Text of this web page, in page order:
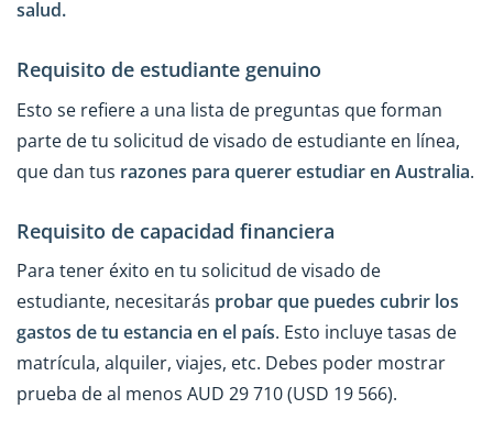
salud.
Requisito de estudiante genuino
Esto se refiere a una lista de preguntas que forman
parte de tu solicitud de visado de estudiante en línea,
que dan tus razones para querer estudiar en Australia.
Requisito de capacidad financiera
Para tener éxito en tu solicitud de visado de
estudiante, necesitarás probar que puedes cubrir los
gastos de tu estancia en el país. Esto incluye tasas de
matrícula, alquiler, viajes, etc. Debes poder mostrar
prueba de al menos AUD 29 710 (USD 19 566).